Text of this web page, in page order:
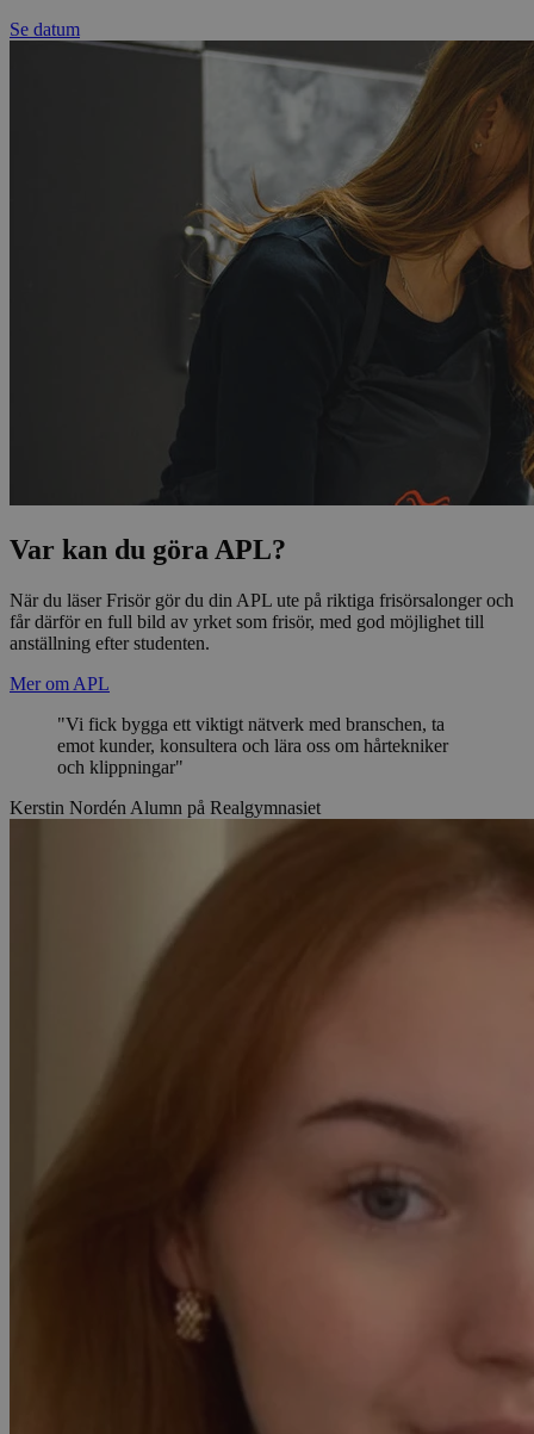
Se datum
Var kan du göra APL?
När du läser Frisör gör du din APL ute på riktiga frisörsalonger och
får därför en full bild av yrket som frisör, med god möjlighet till
anställning efter studenten.
Mer om APL
"Vi fick bygga ett viktigt nätverk med branschen, ta
emot kunder, konsultera och lära oss om hårtekniker
och klippningar"
Kerstin Nordén Alumn på Realgymnasiet